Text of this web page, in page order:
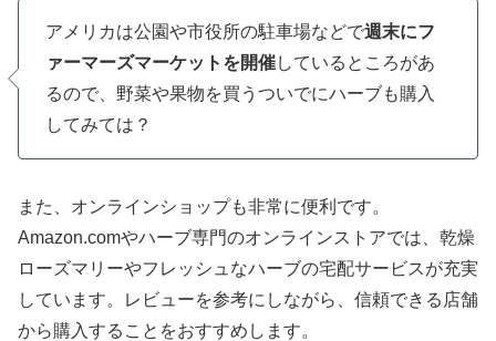
アメリカは公園や市役所の駐車場などで週末にフ
ァーマーズマーケットを開催しているところがあ
るので、野菜や果物を買うついでにハーブも購入
してみては？
また、オンラインショップも非常に便利です。
Amazon.comやハーブ専門のオンラインストアでは、乾燥
ローズマリーやフレッシュなハーブの宅配サービスが充実
しています。レビューを参考にしながら、信頼できる店舗
から購入することをおすすめします。